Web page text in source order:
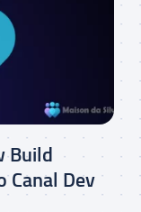
Build
Canal Dev